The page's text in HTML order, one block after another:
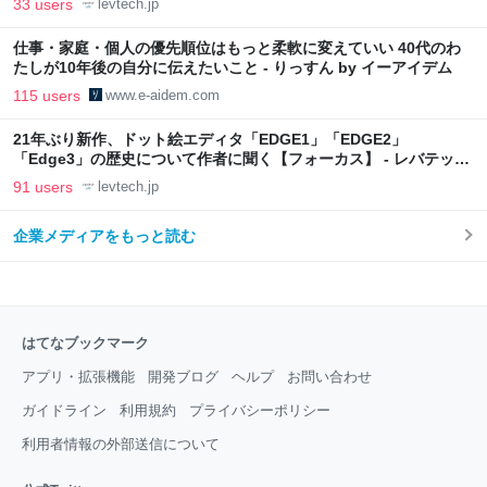
33 users levtech.jp
仕事・家庭・個人の優先順位はもっと柔軟に変えていい 40代のわ
たしが10年後の自分に伝えたいこと - りっすん by イーアイデム
115 users www.e-aidem.com
21年ぶり新作、ドット絵エディタ「EDGE1」「EDGE2」
「Edge3」の歴史について作者に聞く【フォーカス】 - レバテック
LAB
91 users levtech.jp
企業メディアをもっと読む
はてなブックマーク
アプリ・拡張機能 開発ブログ ヘルプ お問い合わせ
ガイドライン 利用規約 プライバシーポリシー
利用者情報の外部送信について